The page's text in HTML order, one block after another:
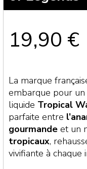
19,90 €
La marque
embarque pour un
liquide Tropical
parfaite entre
gourmande et un
tropicaux,
vivifiante à chaque